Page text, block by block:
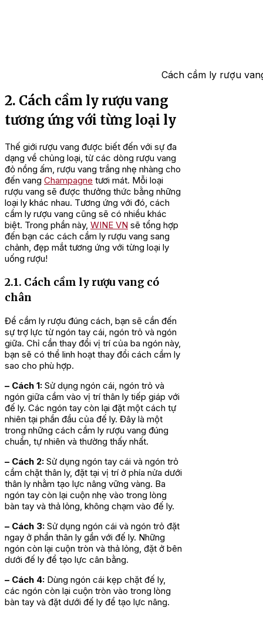
Cách cầm ly rượu
2. Cách cầm ly rượu vang
tương ứng với từng loại ly
Thế giới rượu vang được biết đến với sự đa
dạng về chủng loại, từ các dòng rượu vang
đỏ nồng ấm, rượu vang trắng nhẹ nhàng cho
đến vang Champagne tươi mát. Mỗi loại
rượu vang sẽ được thưởng thức bằng những
loại ly khác nhau. Tương ứng với đó, cách
cầm ly rượu vang cũng sẽ có nhiều khác
biệt. Trong phần này, WINE VN sẽ tổng hợp
đến bạn các cách cầm ly rượu vang sang
chảnh, đẹp mắt tương ứng với từng loại ly
uống rượu!
2.1. Cách cầm ly rượu vang có
chân
Để cầm ly rượu đúng cách, bạn sẽ cần đến
sự trợ lực từ ngón tay cái, ngón trỏ và ngón
giữa. Chỉ cần thay đổi vị trí của ba ngón này,
bạn sẽ có thể linh hoạt thay đổi cách cầm ly
sao cho phù hợp.
– Cách 1: Sử dụng ngón cái, ngón trỏ và
ngón giữa cầm vào vị trí thân ly tiếp giáp với
đế ly. Các ngón tay còn lại đặt một cách tự
nhiên tại phần đầu của đế ly. Đây là một
trong những cách cầm ly rượu vang đúng
chuẩn, tự nhiên và thường thấy nhất.
– Cách 2: Sử dụng ngón tay cái và ngón trỏ
cầm chặt thân ly, đặt tại vị trí ở phía nửa dưới
thân ly nhằm tạo lực nâng vững vàng. Ba
ngón tay còn lại cuộn nhẹ vào trong lòng
bàn tay và thả lỏng, không chạm vào đế ly.
– Cách 3: Sử dụng ngón cái và ngón trỏ đặt
ngay ở phần thân ly gần với đế ly. Những
ngón còn lại cuộn tròn và thả lỏng, đặt ở bên
dưới đế ly để tạo lực cân bằng.
– Cách 4: Dùng ngón cái kẹp chặt đế ly,
các ngón còn lại cuộn tròn vào trong lòng
bàn tay và đặt dưới đế ly để tạo lực nâng.